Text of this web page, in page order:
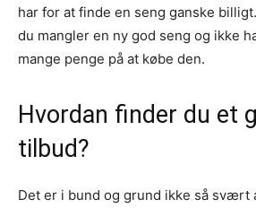
har for at finde en seng ganske
du mangler en ny god seng og ikke
mange penge på at købe den.
Hvordan finder du et
tilbud?
Det er i bund og grund ikke så svært